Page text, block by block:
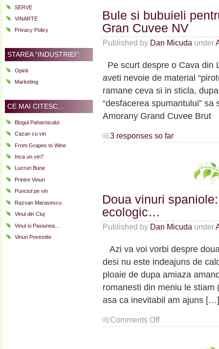
SERVE
VINARTE
Privacy Policy
STAREA “INDUSTRIEI”:
Opinii
Marketing
CE MAI CITESC...
Blogul Paharnicului
Cazan cu vin
From Grapes to Wine
Inca un vin?
Lucruri Bune
Printre Vinuri
Punctul pe vin
Razvan Marasescu
Vinul din Cluj
Vinul si Pasiunea…
Vinuri Povestite
Bule si bubuieli
Gran Cuvee NV
Published by Dan Micuda under
Pe scurt despre o Cava din
aveti nevoie de material
ramane ceva si in sticla,
“desfacerea spumantului”
Amorany Grand Cuvee
3 responses so far
Doua vinuri
ecologic…
Published by Dan Micuda under
Azi va voi vorbi despre
desi nu este indeajuns de
ploaie de dupa amiaza
romanesti din meniu le stiam
asa ca inevitabil am ajuns […]
Comments Offon
Doua